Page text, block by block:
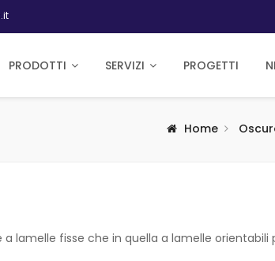
PRODOTTI SERVIZI PROGETTI
Home
lamelle fisse che in quella a lamelle orientabili